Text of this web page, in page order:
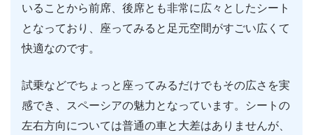
いることから前席、後席とも非常に広々としたシート
となっており、座ってみると足元空間がすごい広くて
快適なのです。
試乗などでちょっと座ってみるだけでもその広さを実
感でき、スペーシアの魅力となっています。シートの
左右方向については普通の車と大差はありませんが、